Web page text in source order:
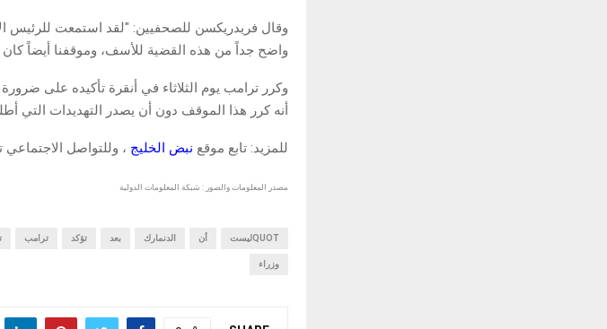
وقال فريدريكسن للصحفيين: "لقد استمعت للرئيس
واضح جداً من هذه القضية للأسف، وموقفنا أيضاً كان
وكرر ترامب يوم الثلاثاء في أنقرة تأكيده على
أنه كرر هذا الموقف دون أن يصدر التهديدات التي
للمزيد: تابع موقع نبض الخليج ، وللتواصل الاجتماعي
مصدر المعلومات والصور : شبكة المعلومات الدولية
QUOTليست أن الدنمارك بعد تؤكد ترامب
وزراء